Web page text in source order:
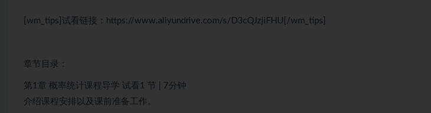
[wm_tips]试看链接：https://www.aliyundrive.com/s/D3cQJzjiFHU[/wm_tips]
章节目录：
第1章 概率统计课程导学 试看1 节 | 7分钟
介绍课程安排以及课前准备工作。